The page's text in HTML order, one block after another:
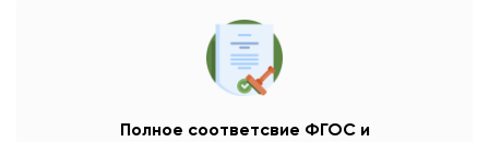
Полное соответсвие ФГОС и